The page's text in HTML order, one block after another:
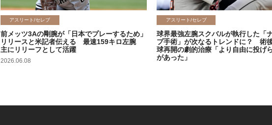
アスリート/セレブ
前メッツ3Aの剛腕が「日本でプレーするため」
リリースと米記者伝える 最速159キロ左腕
主にリリーフとして活躍
2026.06.08
アスリート/セレブ
球界最強左腕スクバルが執行した「
プ手術」が次なるトレンドに？ 術
球再開の劇的治療「より自由に投げ
があった」